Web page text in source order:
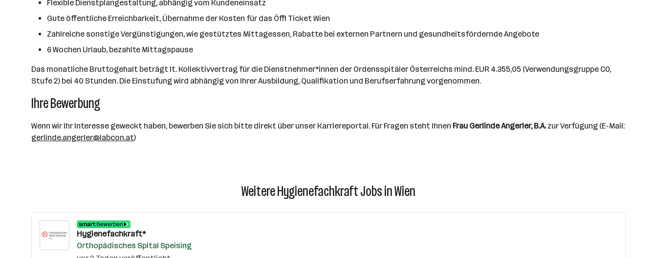
Flexible Dienstplangestaltung, abhängig vom Kundeneinsatz
Gute öffentliche Erreichbarkeit, Übernahme der Kosten für das Öffi Ticket Wien
Zahlreiche sonstige Vergünstigungen, wie gestütztes Mittagessen, Rabatte bei externen Partnern und gesundheitsfördernde Angebote
6 Wochen Urlaub, bezahlte Mittagspause
Das monatliche Bruttogehalt beträgt lt. Kollektivvertrag für die Dienstnehmer*innen der Ordensspitäler Österreichs mind. EUR 4.355,05 (Verwendungsgruppe C0,
Stufe 2) bei 40 Stunden. Die Einstufung wird abhängig von Ihrer Ausbildung, Qualifikation und Berufserfahrung vorgenommen.
Ihre Bewerbung
Wenn wir Ihr Interesse geweckt haben, bewerben Sie sich bitte direkt über unser Karriereportal. Für Fragen steht Ihnen Frau Gerlinde Angerler, B.A.zur Verfügung (E-Mail:
gerlinde.angerler@labcon.at)
Weitere Hygienefachkraft Jobs in Wien
Hygienefachkraft*
Orthopädisches Spital Speising